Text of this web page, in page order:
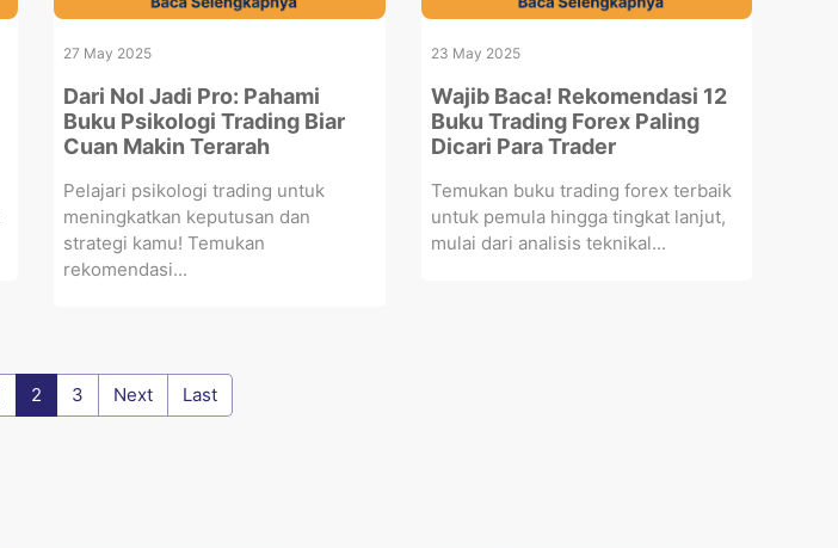
27 May 2025
Dari Nol Jadi Pro: Pahami
Buku Psikologi Trading Biar
Cuan Makin Terarah
Pelajari psikologi trading untuk
meningkatkan keputusan dan
strategi kamu! Temukan
rekomendasi...
23 May 2025
Wajib Baca! Rekomendasi 12
Buku Trading Forex Paling
Dicari Para Trader
Temukan buku trading forex terbaik
untuk pemula hingga tingkat lanjut,
mulai dari analisis teknikal...
2 3 Next Last